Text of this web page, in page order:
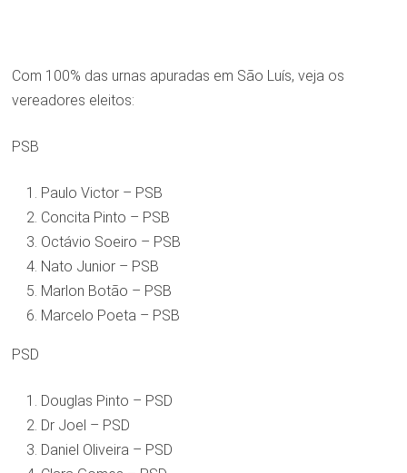
Com 100% das urnas apuradas em São Luís, veja os
vereadores eleitos:
PSB
Paulo Victor – PSB
Concita Pinto – PSB
Octávio Soeiro – PSB
Nato Junior – PSB
Marlon Botão – PSB
Marcelo Poeta – PSB
PSD
Douglas Pinto – PSD
Dr Joel – PSD
Daniel Oliveira – PSD